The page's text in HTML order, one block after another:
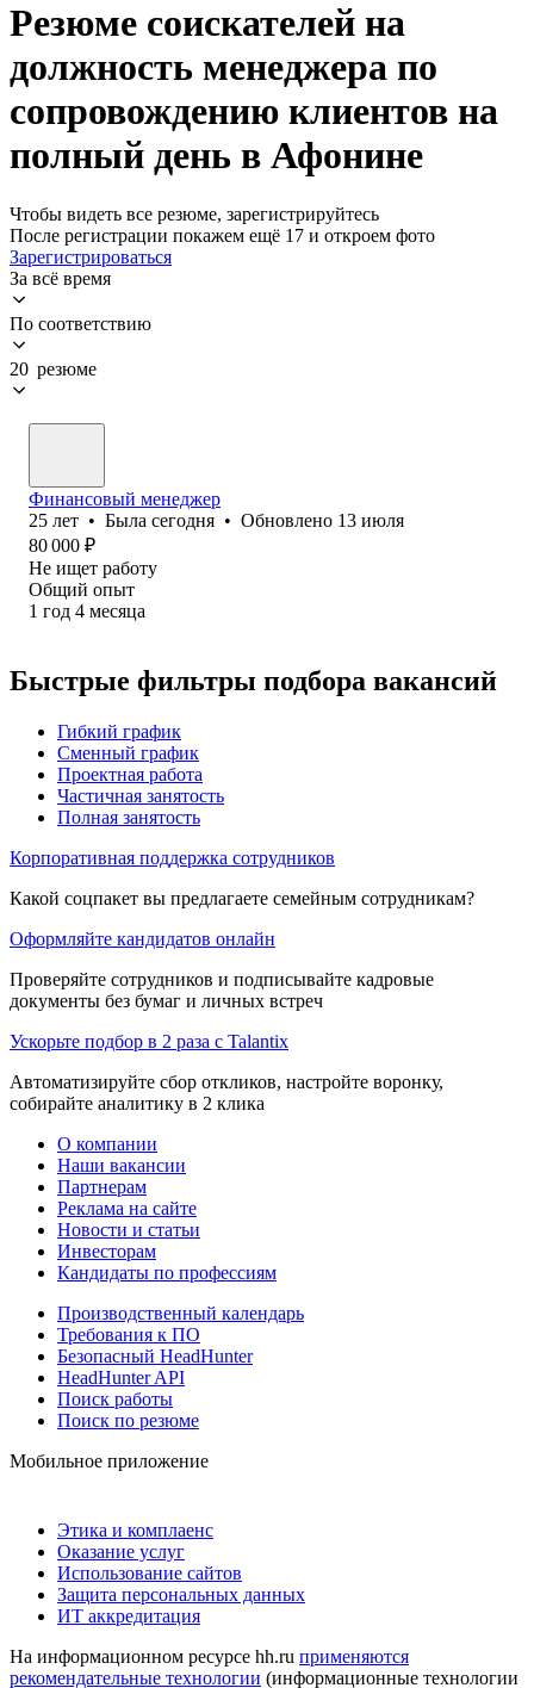
Резюме соискателей на
должность менеджера по
сопровождению клиентов на
полный день в Афонине
Чтобы видеть все резюме, зарегистрируйтесь
После регистрации покажем ещё 17 и откроем фото
Зарегистрироваться
За всё время
По соответствию
20 резюме
Финансовый менеджер
25 лет • Была сегодня • Обновлено 13 июля
80 000 ₽
Не ищет работу
Общий опыт
1 год 4 месяца
Быстрые фильтры подбора вакансий
Гибкий график
Сменный график
Проектная работа
Частичная занятость
Полная занятость
Корпоративная поддержка сотрудников
Какой соцпакет вы предлагаете семейным сотрудникам?
Оформляйте кандидатов онлайн
Проверяйте сотрудников и подписывайте кадровые
документы без бумаг и личных встреч
Ускорьте подбор в 2 раза с Talantix
Автоматизируйте сбор откликов, настройте воронку,
собирайте аналитику в 2 клика
О компании
Наши вакансии
Партнерам
Реклама на сайте
Новости и статьи
Инвесторам
Кандидаты по профессиям
Производственный календарь
Требования к ПО
Безопасный HeadHunter
HeadHunter API
Поиск работы
Поиск по резюме
Мобильное приложение
Этика и комплаенс
Оказание услуг
Использование сайтов
Защита персональных данных
ИТ аккредитация
На информационном ресурсе hh.ru применяются
рекомендательные технологии (информационные технологии